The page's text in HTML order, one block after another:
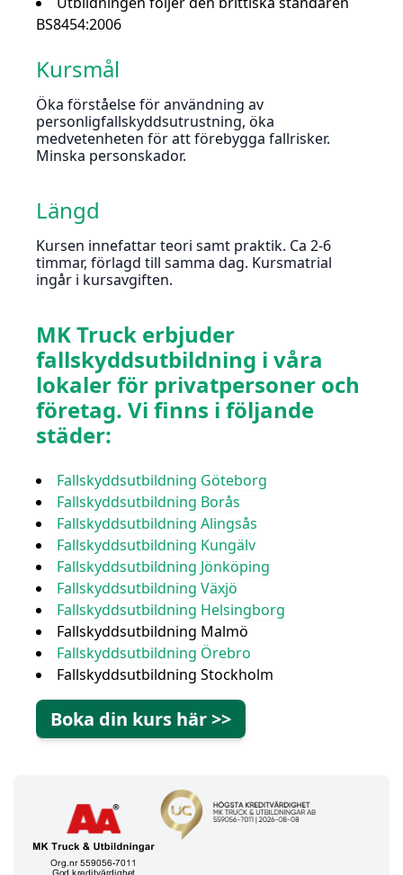
BS8454:2006
Kursmål
Öka förståelse för användning av
personligfallskyddsutrustning, öka
medvetenheten för att förebygga fallrisker.
Minska personskador.
Längd
Kursen innefattar teori samt praktik. Ca 2-6
timmar, förlagd till samma dag. Kursmatrial
ingår i kursavgiften.
MK Truck erbjuder
fallskyddsutbildning i våra
lokaler för privatpersoner och
företag. Vi finns i följande
städer:
Fallskyddsutbildning Göteborg
Fallskyddsutbildning Borås
Fallskyddsutbildning Alingsås
Fallskyddsutbildning Kungälv
Fallskyddsutbildning Jönköping
Fallskyddsutbildning Växjö
Fallskyddsutbildning Helsingborg
Fallskyddsutbildning Malmö
Fallskyddsutbildning Örebro
Fallskyddsutbildning Stockholm
Boka din kurs här >>